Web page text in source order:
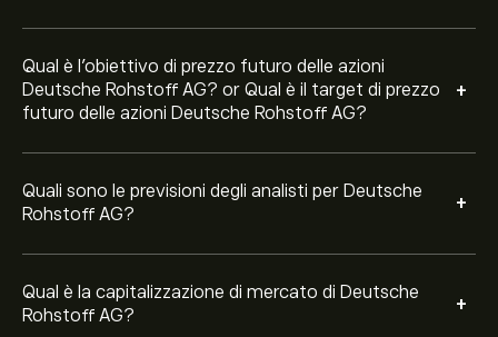
Qual è l'obiettivo di prezzo futuro delle azioni
Deutsche Rohstoff AG? or Qual è il target di prezzo
futuro delle azioni Deutsche Rohstoff AG?
+
Quali sono le previsioni degli analisti per Deutsche
Rohstoff AG?
+
Qual è la capitalizzazione di mercato di Deutsche
Rohstoff AG?
+